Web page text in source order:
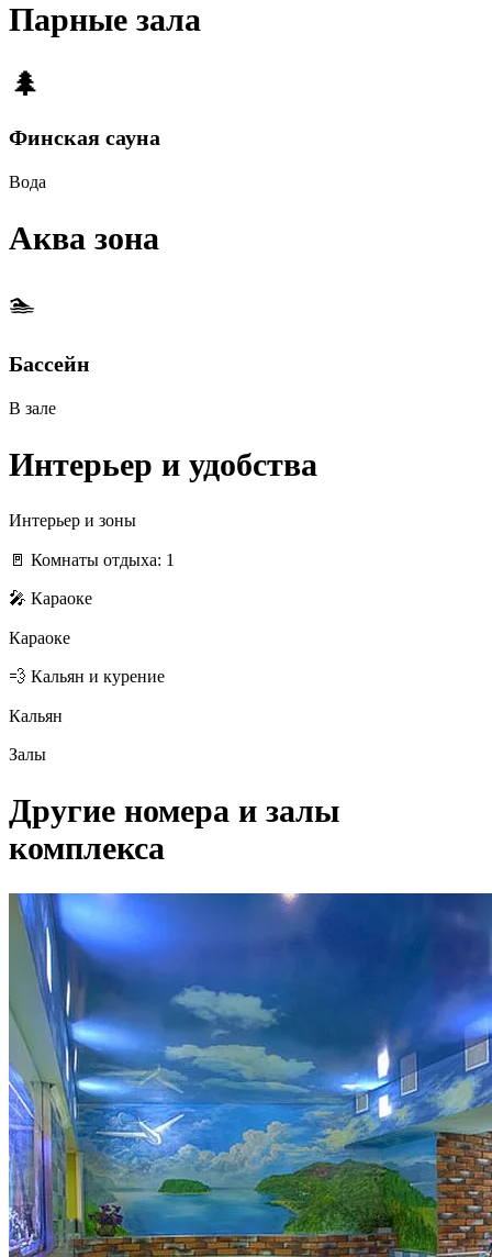
Парные зала
🌲
Финская сауна
Вода
Аква зона
🏊
Бассейн
В зале
Интерьер и удобства
Интерьер и зоны
🚪 Комнаты отдыха: 1
🎤 Караоке
Караоке
💨 Кальян и курение
Кальян
Залы
Другие номера и залы
комплекса